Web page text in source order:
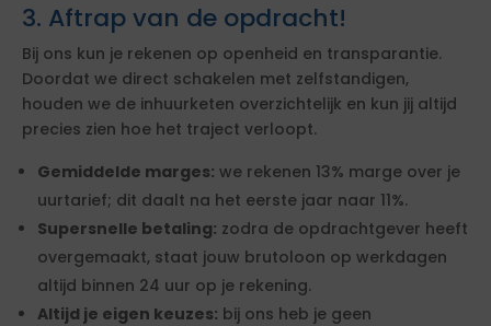
3. Aftrap van de opdracht!
Bij ons kun je rekenen op openheid en transparantie.
Doordat we direct schakelen met zelfstandigen,
houden we de inhuurketen overzichtelijk en kun jij altijd
precies zien hoe het traject verloopt.
Gemiddelde marges: we rekenen 13% marge over je
uurtarief; dit daalt na het eerste jaar naar 11%.
Supersnelle betaling: zodra de opdrachtgever heeft
overgemaakt, staat jouw brutoloon op werkdagen
altijd binnen 24 uur op je rekening.
Altijd je eigen keuzes: bij ons heb je geen